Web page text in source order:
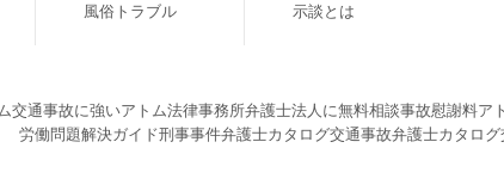
風俗トラブル 示談とは
交通事故に強いアトム法律事務所弁護士法人に無料相談事故慰謝料ア
労働問題解決ガイド刑事事件弁護士カタログ交通事故弁護士カタログ